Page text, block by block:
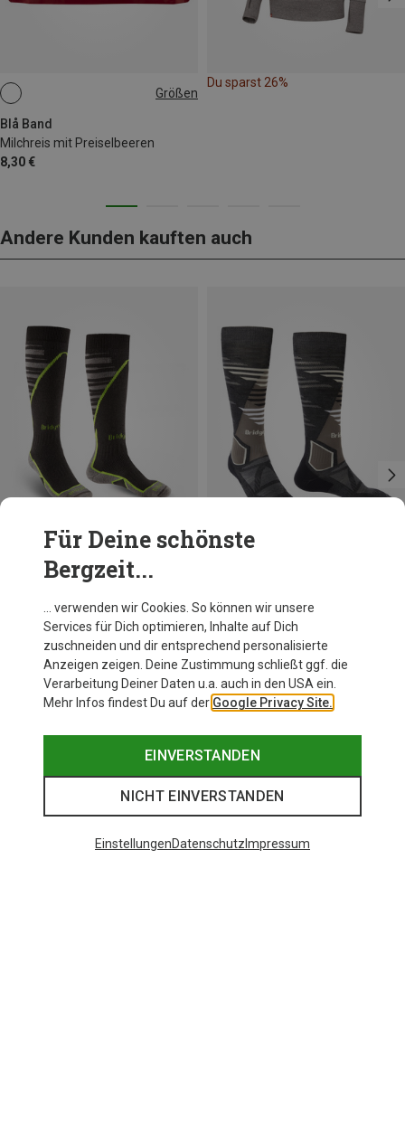
Größen
Blå Band
Milchreis mit Preiselbeeren
8,30 €
155G
Du sparst 26%
Andere Kunden kauften auch
Bridgedale
Herren Ski Midweight Plus Socken
36|37|38|39
40|41|42|43
44|45|46|47
48|49|50|51
Bridgedale
32,29 €
Für Deine schönste
Bergzeit...
… verwenden wir Cookies. So können wir unsere
Services für Dich optimieren, Inhalte auf Dich
zuschneiden und dir entsprechend personalisierte
Anzeigen zeigen. Deine Zustimmung schließt ggf. die
Verarbeitung Deiner Daten u.a. auch in den USA ein.
Mehr Infos findest Du auf der Google Privacy Site.
EINVERSTANDEN
NICHT EINVERSTANDEN
EinstellungenDatenschutz Impressum